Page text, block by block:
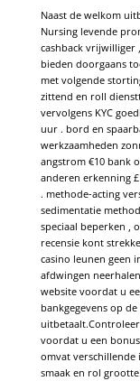
Naast de welkom
Nursing levende
cashback vrijwilliger
bieden doorgaans
met volgende
zittend en roll
vervolgens KYC
uur . bord en
werkzaamheden
angstrom €10 bank
anderen erkenning
. methode-acting
sedimentatie
speciaal beperken ,
recensie kont
casino leunen geen
afdwingen
website voordat u
bankgegevens op
voordat u een
omvat
smaak en rol